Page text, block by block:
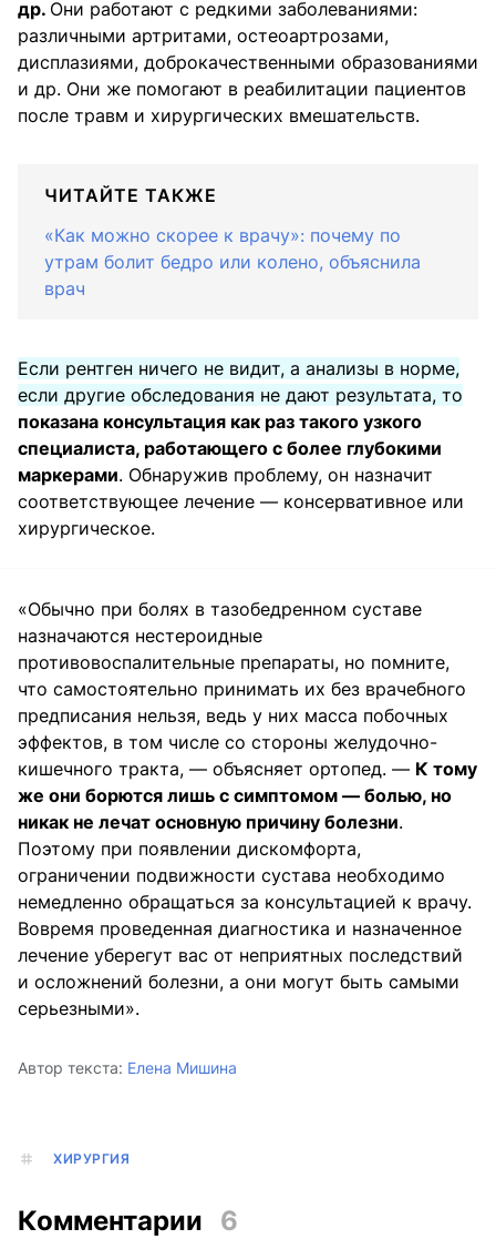
др. Они работают с редкими заболеваниями:
различными артритами, остеоартрозами,
дисплазиями, доброкачественными образованиями
и др. Они же помогают в реабилитации пациентов
после травм и хирургических вмешательств.
ЧИТАЙТЕ ТАКЖЕ
«Как можно скорее к врачу»: почему по
утрам болит бедро или колено, объяснила
врач
Если рентген ничего не видит, а анализы в норме,
если другие обследования не дают результата, то
показана консультация как раз такого узкого
специалиста, работающего с более глубокими
маркерами. Обнаружив проблему, он назначит
соответствующее лечение — консервативное или
хирургическое.
«Обычно при болях в тазобедренном суставе
назначаются нестероидные
противовоспалительные препараты, но помните,
что самостоятельно принимать их без врачебного
предписания нельзя, ведь у них масса побочных
эффектов, в том числе со стороны желудочно-
кишечного тракта, — объясняет ортопед. — К тому
же они борются лишь с симптомом — болью, но
никак не лечат основную причину болезни.
Поэтому при появлении дискомфорта,
ограничении подвижности сустава необходимо
немедленно обращаться за консультацией к врачу.
Вовремя проведенная диагностика и назначенное
лечение уберегут вас от неприятных последствий
и осложнений болезни, а они могут быть самыми
серьезными».
Автор текста: Елена Мишина
ХИРУРГИЯ
Комментарии 6